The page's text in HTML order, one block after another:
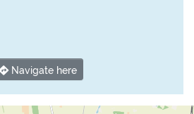
Navigate here